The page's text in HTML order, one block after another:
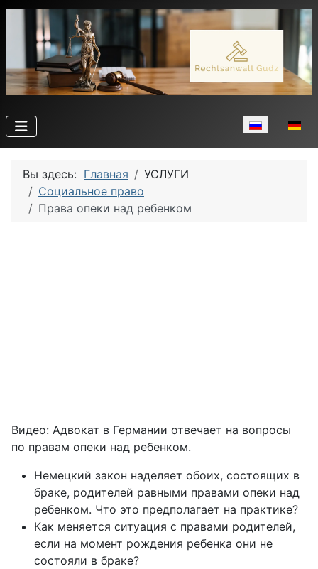
Выберите
Вы здесь: Главная
УСЛУГИ
Социальное право
Права опеки над ребенком
Видео: Адвокат в Германии отвечает на вопросы
по правам опеки над ребенком.
Немецкий закон наделяет обоих, состоящих в
браке, родителей равными правами опеки над
ребенком. Что это предполагает на практике?
Как меняется ситуация с правами родителей,
если на момент рождения ребенка они не
состояли в браке?